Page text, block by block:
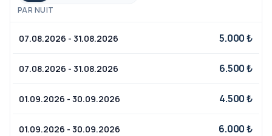
PAR NUIT
07.08.2026 - 31.08.2026 5.000 ₺
07.08.2026 - 31.08.2026 6.500 ₺
01.09.2026 - 30.09.2026 4.500 ₺
01.09.2026 - 30.09.2026 6.000 ₺